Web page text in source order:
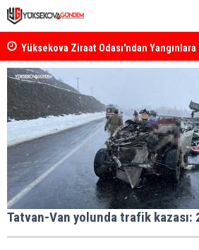
Yüksekova Ziraat Odası'ndan Yangınlara
Çağrısı
Tatvan-Van yolunda trafik kazası: